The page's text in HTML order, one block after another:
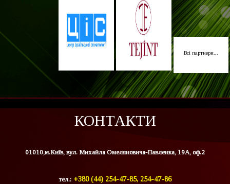
Всі партнери...
КОНТАКТИ
01010,м.Київ, вул. Михайла Омеляновича-Павленка, 19А, оф.2
тел.: +380 (44) 254-47-85, 254-47-86